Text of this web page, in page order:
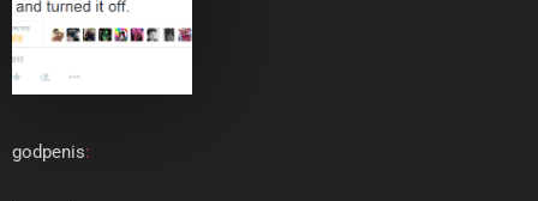
godpenis: